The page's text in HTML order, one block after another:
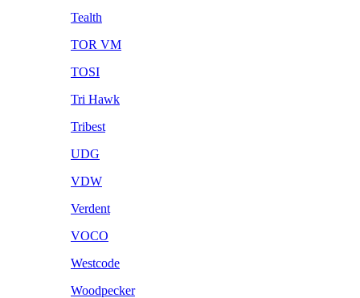
Tealth
TOR VM
TOSI
Tri Hawk
Tribest
UDG
VDW
Verdent
VOCO
Westcode
Woodpecker